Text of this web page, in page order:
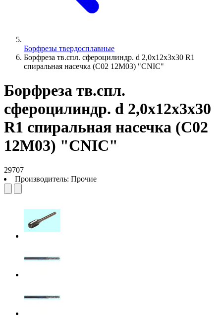
Борфрезы твердосплавные
Борфреза тв.спл. сфероцилиндр. d 2,0х12х3х30 R1
спиральная насечка (C02 12М03) "CNIC"
Борфреза тв.спл.
сфероцилиндр. d 2,0х12х3х30
R1 спиральная насечка (C02
12М03) "CNIC"
29707
Производитель: Прочие